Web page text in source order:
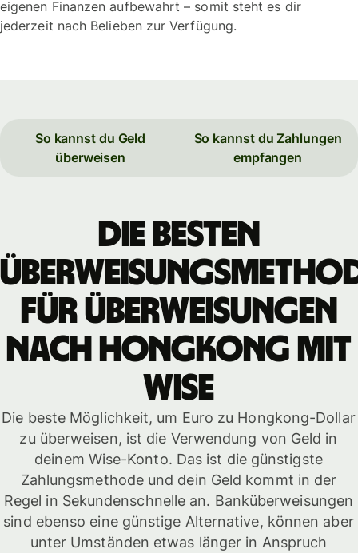
eigenen Finanzen aufbewahrt – somit steht es dir
jederzeit nach Belieben zur Verfügung.
So kannst du Geld
überweisen
So kannst du Zahlungen
empfangen
Die besten
für Überweisungen
nach Hongkong mit
WISE
Die beste Möglichkeit, um Euro zu Hongkong-Dollar
zu überweisen, ist die Verwendung von Geld in
deinem Wise-Konto. Das ist die günstigste
Zahlungsmethode und dein Geld kommt in der
Regel in Sekundenschnelle an. Banküberweisungen
sind ebenso eine günstige Alternative, können aber
unter Umständen etwas länger in Anspruch